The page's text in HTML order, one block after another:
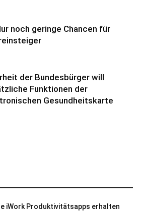
noch geringe Chancen für
der Bundesbürger will
Funktionen der
Gesundheitskarte
iWork Produktivitätsapps erhalten